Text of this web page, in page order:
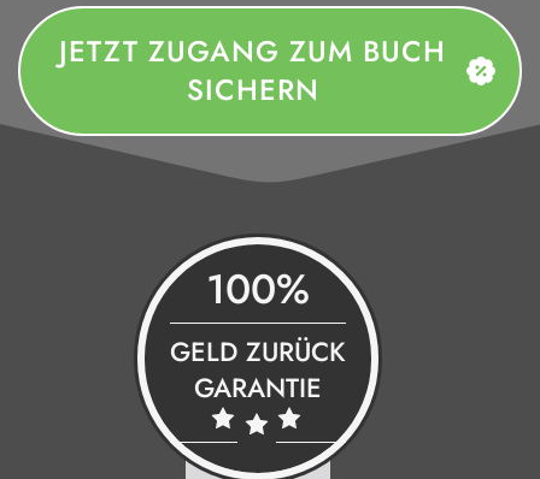
JETZT ZUGANG ZUM BUCH
SICHERN
100%
GELD ZURÜCK
GARANTIE